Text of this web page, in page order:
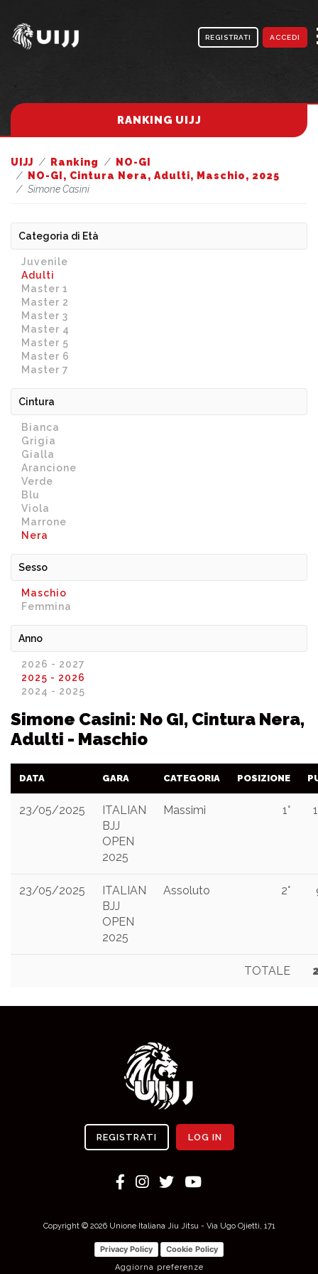
REGISTRATI ACCEDI
RANKING UIJJ
UIJJ Ranking
NO-GI
NO-GI, Cintura Nera, Adulti, Maschio, 2025
Simone Casini
Categoria di Età
Juvenile
Adulti
Master 1
Master 2
Master 3
Master 4
Master 5
Master 6
Master 7
Cintura
Bianca
Grigia
Gialla
Arancione
Verde
Blu
Viola
Marrone
Nera
Sesso
Maschio
Femmina
Anno
2026 - 2027
2025 - 2026
2024 - 2025
Simone Casini: No GI, Cintura Nera,
Adulti - Maschio
DATA GARA CATEGORIA POSIZIONE
23/05/2025
ITALIAN
BJJ
OPEN
2025
Massimi 1°
23/05/2025
ITALIAN
BJJ
OPEN
2025
Assoluto 2°
TOTALE
REGISTRATI LOG IN
Copyright © 2026 Unione Italiana Jiu Jitsu - Via Ugo Ojietti, 171
Privacy Policy Cookie Policy
Aggiorna preferenze